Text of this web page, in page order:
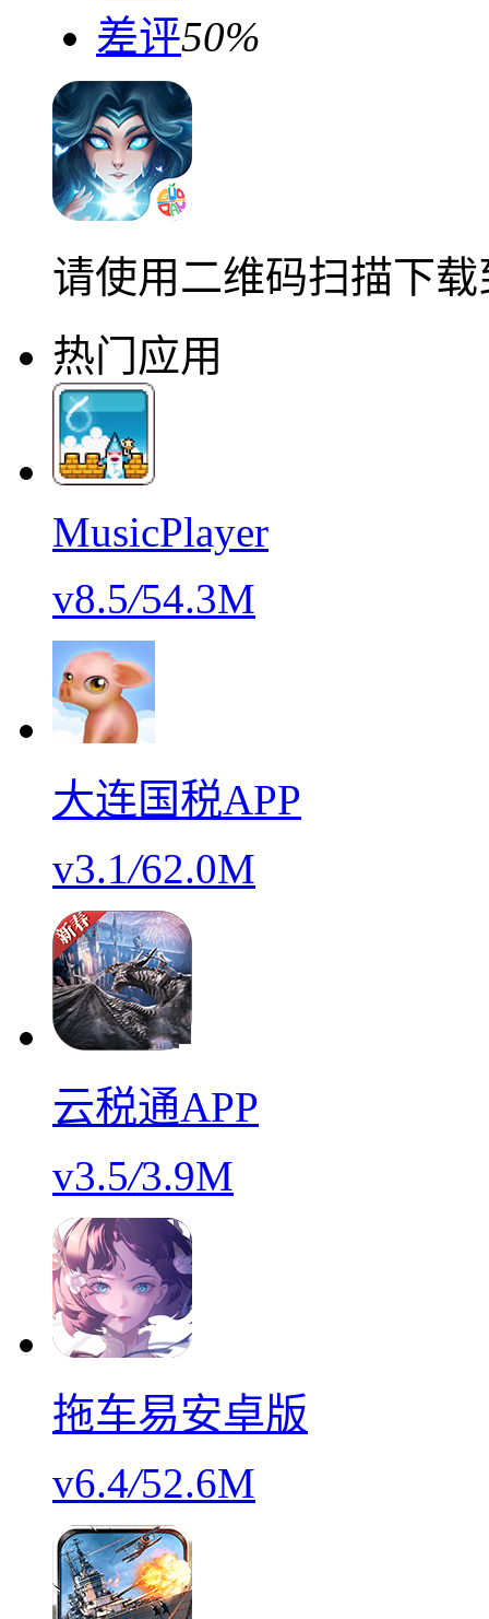
差评50%
请使用二维码扫描下
热门应用
MusicPlayer
v8.5/54.3M
大连国税APP
v3.1/62.0M
云税通APP
v3.5/3.9M
拖车易安卓版
v6.4/52.6M